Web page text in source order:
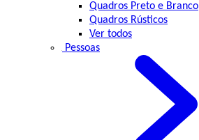
Quadros Preto e Branco
Quadros Rústicos
Ver todos
Pessoas